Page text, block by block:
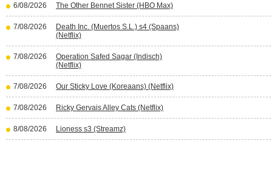
6/08/2026 The Other Bennet Sister (HBO Max)
7/08/2026
Death Inc. (Muertos S.L.) s4 (Spaans)
(Netflix)
7/08/2026
Operation Safed Sagar (Indisch)
(Netflix)
7/08/2026 Our Sticky Love (Koreaans) (Netflix)
7/08/2026 Ricky Gervais Alley Cats (Netflix)
8/08/2026 Lioness s3 (Streamz)